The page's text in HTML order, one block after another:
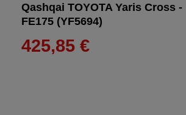
Qashqai TOYOTA Yaris Cross -
FE175 (YF5694)
425,85 €